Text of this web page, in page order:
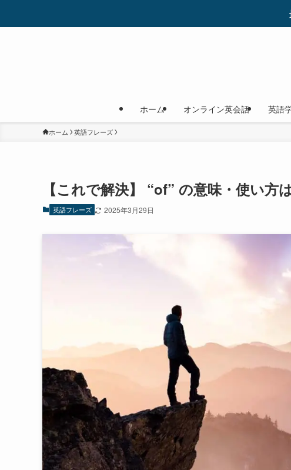
ホーム オンライン英会話 英語
ホーム 英語フレーズ
【これで解決】 “of” の意味・使い
英語フレーズ 2025年3月29日